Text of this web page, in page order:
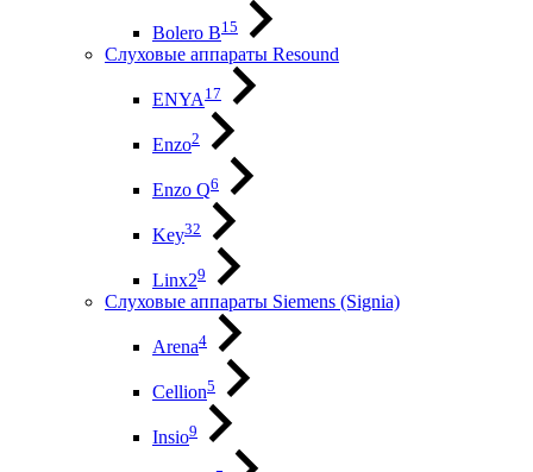
Bolero B15
Слуховые аппараты Resound
ENYA 17
Enzo2
Enzo Q6
Key32
Linx29
Слуховые аппараты Siemens (Signia)
Arena4
Cellion5
Insio9